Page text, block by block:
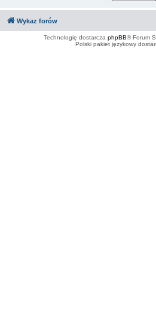
Wykaz forów
Technologię dostarcza phpBB® Forum
Polski pakiet językowy